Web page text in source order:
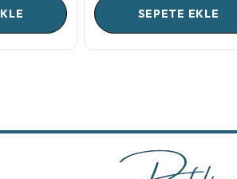
SEPETE EKLE